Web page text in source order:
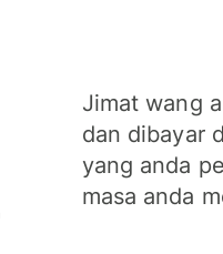
Jimat wang
dan dibayar
yang anda
masa anda